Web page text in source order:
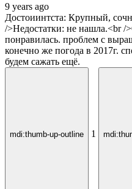
9 years ago
Достоиинтста: Крупный,
/>Недостатки: не нашла.<br /
понравилась. проблем с
конечно же погода в 2017г.
будем сажать ещё.
mdi:thumb-up-outline 1